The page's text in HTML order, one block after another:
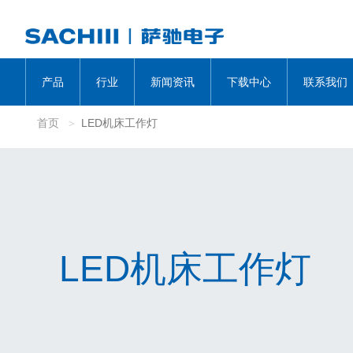
产品 行业 新闻资讯 下载中心 联系我们
首页 LED机床工作灯
LED机床工作灯